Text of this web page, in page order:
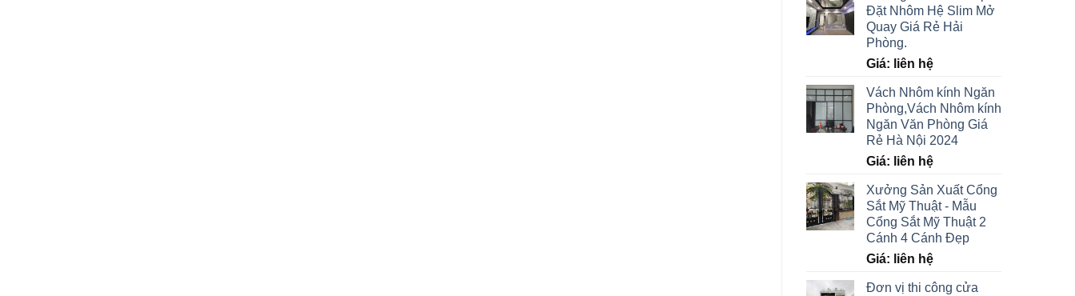
Đặt Nhôm Hệ Slim Mở
Quay Giá Rẻ Hải
Phòng.
Giá: liên hệ
Vách Nhôm kính Ngăn
Phòng,Vách Nhôm kính
Ngăn Văn Phòng Giá
Rẻ Hà Nội 2024
Giá: liên hệ
Xưởng Sản Xuất Cổng
Sắt Mỹ Thuật - Mẫu
Cổng Sắt Mỹ Thuật 2
Cánh 4 Cánh Đẹp
Giá: liên hệ
Đơn vị thi công cửa